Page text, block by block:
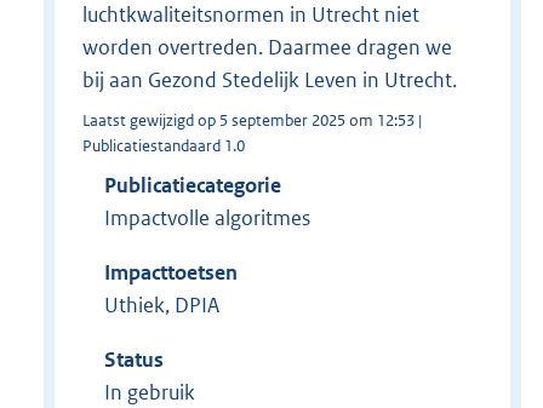
luchtkwaliteitsnormen in Utrecht niet
worden overtreden. Daarmee dragen we
bij aan Gezond Stedelijk Leven in Utrecht.
Laatst gewijzigd op 5 september 2025 om 12:53 |
Publicatiestandaard 1.0
Publicatiecategorie
Impactvolle algoritmes
Impacttoetsen
Uthiek, DPIA
Status
In gebruik